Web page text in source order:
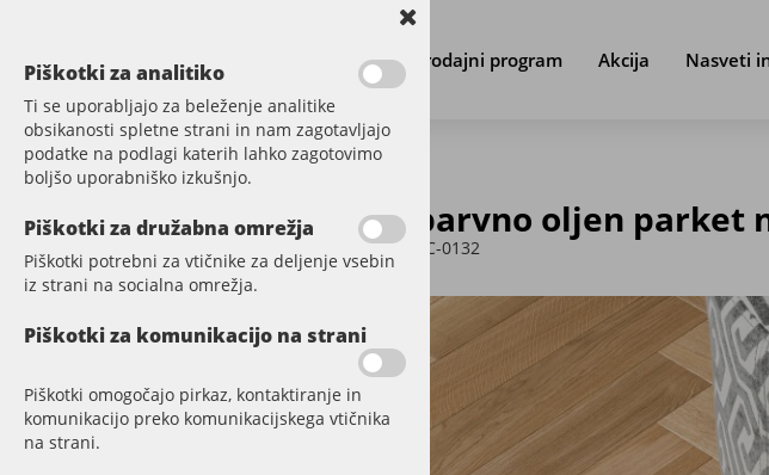
Prodajni program Akcija Nasveti
PARKET
GOTOVI PARKET DESKA
PARKET RIBJA KOST
LALEGNO
Brezbarvno oljen parket
Šifra: GPKC-0132
Piškotki za analitiko
Ti se uporabljajo za beleženje analitike
obsikanosti spletne strani in nam zagotavljajo
podatke na podlagi katerih lahko zagotovimo
boljšo uporabniško izkušnjo.
Piškotki za družabna omrežja
Piškotki potrebni za vtičnike za deljenje vsebin
iz strani na socialna omrežja.
Piškotki za komunikacijo na strani
Piškotki omogočajo pirkaz, kontaktiranje in
komunikacijo preko komunikacijskega vtičnika
na strani.